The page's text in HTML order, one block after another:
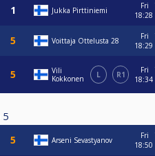
Jukka Pirttiniemi
Fri
18:28
Voittaja Ottelusta 28
Fri
18:29
Vili
Kokkonen
L R1
Fri
18:34
5
Arseni Sevastyanov
Fri
18:50